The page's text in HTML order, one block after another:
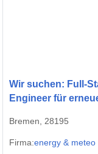
Wir suchen: Full-
Engineer für
Bremen, 28195
Firma:energy & meteo